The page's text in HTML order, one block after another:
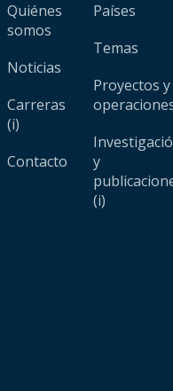
Quiénes
somos
Noticias
Carreras
(i)
Contacto
Países
Temas
Proyectos y
y
(i)